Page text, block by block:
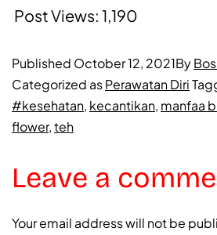
Post Views: 1,190
Published October 12, 2021By
Categorized asPerawatan Diri
#kesehatan, kecantikan, manfaa
flower,teh
Leave a
Your email address will not be